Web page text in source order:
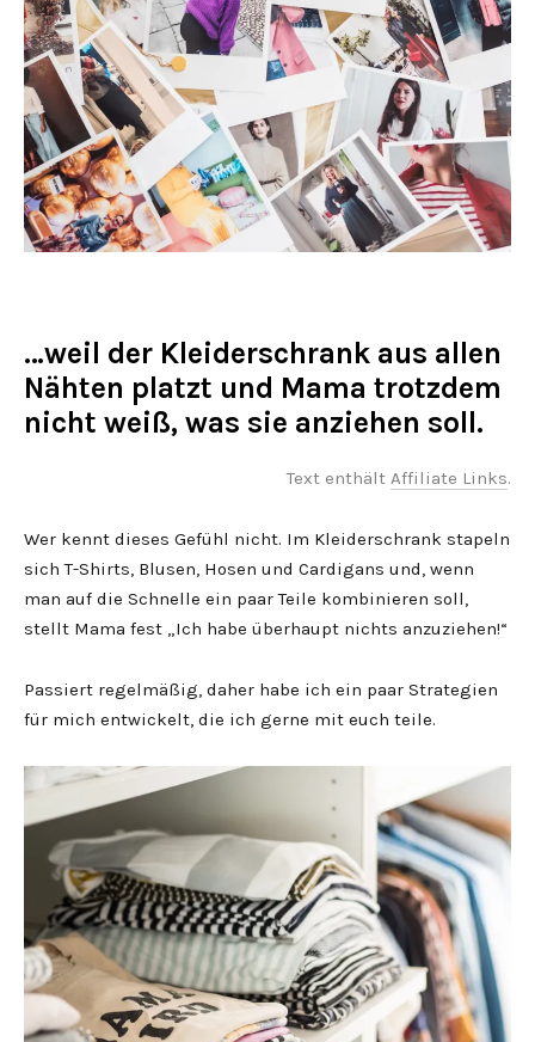
…weil der Kleiderschrank aus allen
Nähten platzt und Mama trotzdem
nicht weiß, was sie anziehen soll.
Text enthält Affiliate Links.
Wer kennt dieses Gefühl nicht. Im Kleiderschrank stapeln
sich T-Shirts, Blusen, Hosen und Cardigans und, wenn
man auf die Schnelle ein paar Teile kombinieren soll,
stellt Mama fest „Ich habe überhaupt nichts anzuziehen!“
Passiert regelmäßig, daher habe ich ein paar Strategien
für mich entwickelt, die ich gerne mit euch teile.